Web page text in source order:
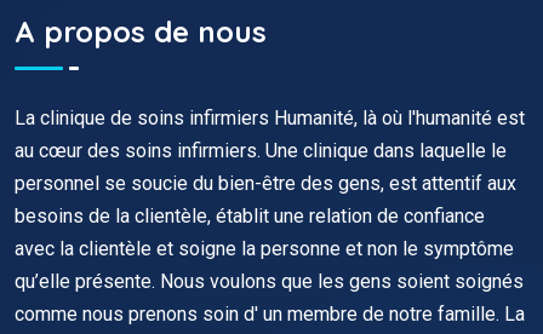
A propos de nous
La clinique de soins infirmiers Humanité, là où l'humanité est
au cœur des soins infirmiers. Une clinique dans laquelle le
personnel se soucie du bien-être des gens, est attentif aux
besoins de la clientèle, établit une relation de confiance
avec la clientèle et soigne la personne et non le symptôme
qu’elle présente. Nous voulons que les gens soient soignés
comme nous prenons soin d' un membre de notre famille. La